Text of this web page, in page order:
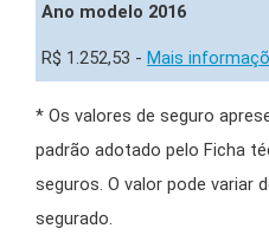
Ano modelo 2016
R$ 1.252,53 - Mais
* Os valores de seguro
padrão adotado pelo Ficha
seguros. O valor pode variar
segurado.